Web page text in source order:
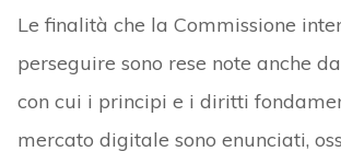
Le finalità che la Commissione
perseguire sono rese note anche
con cui i principi e i diritti
mercato digitale sono enunciati,